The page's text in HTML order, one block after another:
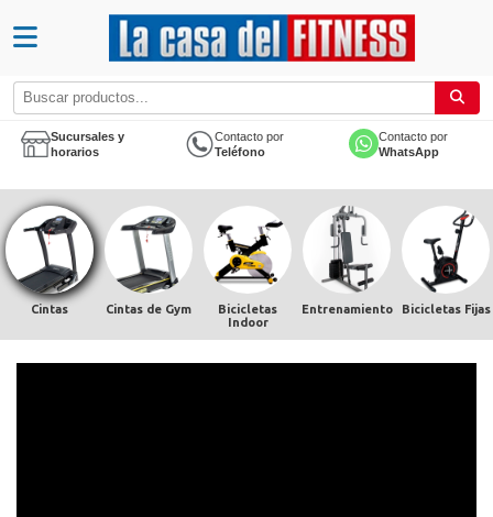
Sucursales y
horarios
Contacto por
Teléfono
Contacto por
WhatsApp
Cintas Cintas de Gym
Bicicletas
Indoor
Entrenamiento Bicicletas Fijas